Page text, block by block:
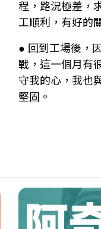
程，路況極差，
工順利，有好的
● 回到工場後，
戰，這一個月有
守我的心，我也
堅固。